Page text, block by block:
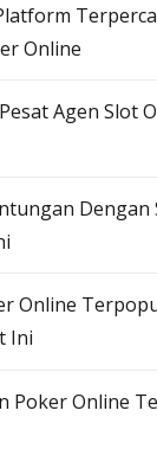
Online
Agen Slot
Dengan
Online
Ini
Poker Online